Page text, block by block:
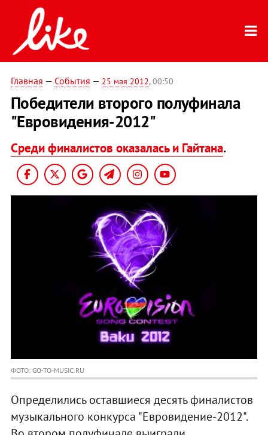
Главная — События — 25 мая 2012, 00:50
Победители второго полуфинала
"Евровидения-2012"
Среди финалистов оказалась и Гайтана.
ФОТО: GO-TO-MUSIC.RU
Определились оставшиеся десять финалистов
музыкального конкурса "Евровидение-2012".